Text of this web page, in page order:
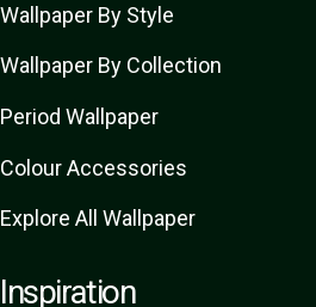
Wallpaper By Style
Wallpaper By Collection
Period Wallpaper
Colour Accessories
Explore All Wallpaper
Inspiration